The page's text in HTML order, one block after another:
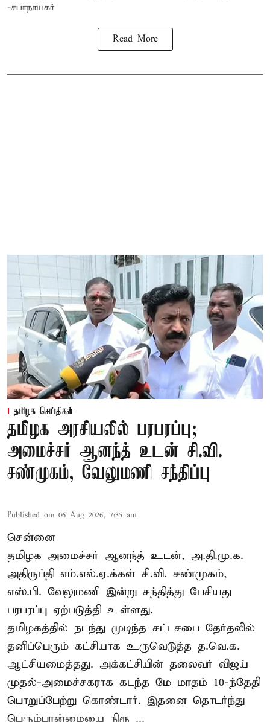
-சபாநாயகர்
Read More
தமிழக செய்திகள்
தமிழக அரசியலில் பரபரப்பு;
அமைச்சர் ஆனந்த் உடன் சி.வி.
சண்முகம், வேலுமணி சந்திப்பு
Published on: 06 Aug 2026, 7:35 am
சென்னை
தமிழக அமைச்சர் ஆனந்த் உடன், அ.தி.மு.க.
அதிருப்தி எம்.எல்.ஏ.க்கள் சி.வி. சண்முகம்,
எஸ்.பி. வேலுமணி இன்று சந்தித்து பேசியது
பரபரப்பு ஏற்படுத்தி உள்ளது.
தமிழகத்தில் நடந்து முடிந்த சட்டசபை தேர்தலில்
தனிப்பெரும் கட்சியாக உருவெடுத்த த.வெ.க.
ஆட்சியமைத்தது. அக்கட்சியின் தலைவர் விஜய்
முதல்-அமைச்சகராக கடந்த மே மாதம் 10-ந்தேதி
பொறுப்பேற்று கொண்டார். இதனை தொடர்ந்து
பெரும்பான்மையை நிரூ ...